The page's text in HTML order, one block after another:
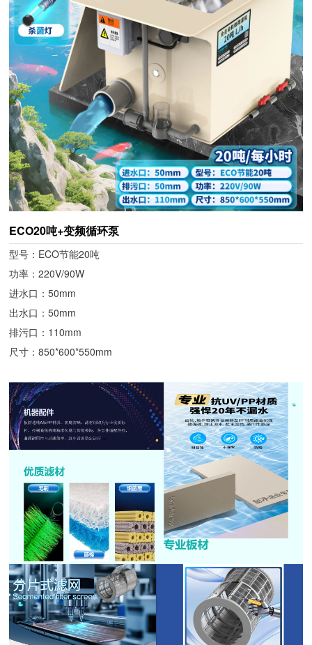
ECO20吨+变频循环泵
型号：ECO节能20吨
功率：220V/90W
进水口：50mm
出水口：50mm
排污口：110mm
尺寸：850*600*550mm